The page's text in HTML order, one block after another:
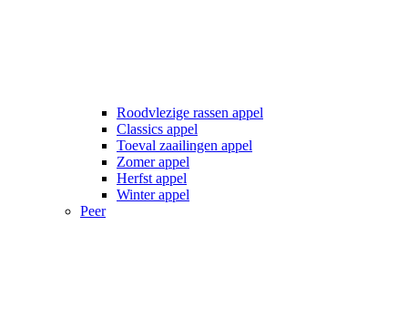
Roodvlezige rassen appel
Classics appel
Toeval zaailingen appel
Zomer appel
Herfst appel
Winter appel
Peer